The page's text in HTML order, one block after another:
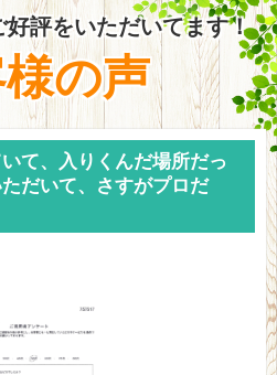
評をいただいてます！
の声
て、入りくんだ場所だっ
だいて、さすがプロだ